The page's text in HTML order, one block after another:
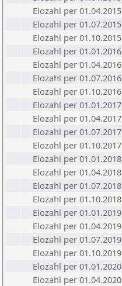
Elozahl per 01.04.2015
Elozahl per 01.07.2015
Elozahl per 01.10.2015
Elozahl per 01.01.2016
Elozahl per 01.04.2016
Elozahl per 01.07.2016
Elozahl per 01.10.2016
Elozahl per 01.01.2017
Elozahl per 01.04.2017
Elozahl per 01.07.2017
Elozahl per 01.10.2017
Elozahl per 01.01.2018
Elozahl per 01.04.2018
Elozahl per 01.07.2018
Elozahl per 01.10.2018
Elozahl per 01.01.2019
Elozahl per 01.04.2019
Elozahl per 01.07.2019
Elozahl per 01.10.2019
Elozahl per 01.01.2020
Elozahl per 01.04.2020